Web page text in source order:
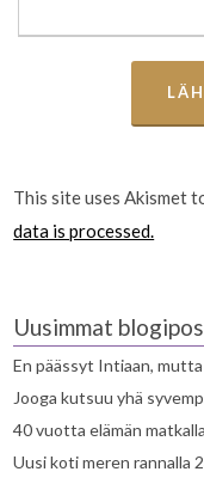
This site uses Akismet
data is processed.
Uusimmat
En päässyt Intiaan,
Jooga kutsuu yhä
40 vuotta elämän
Uusi koti meren rannalla